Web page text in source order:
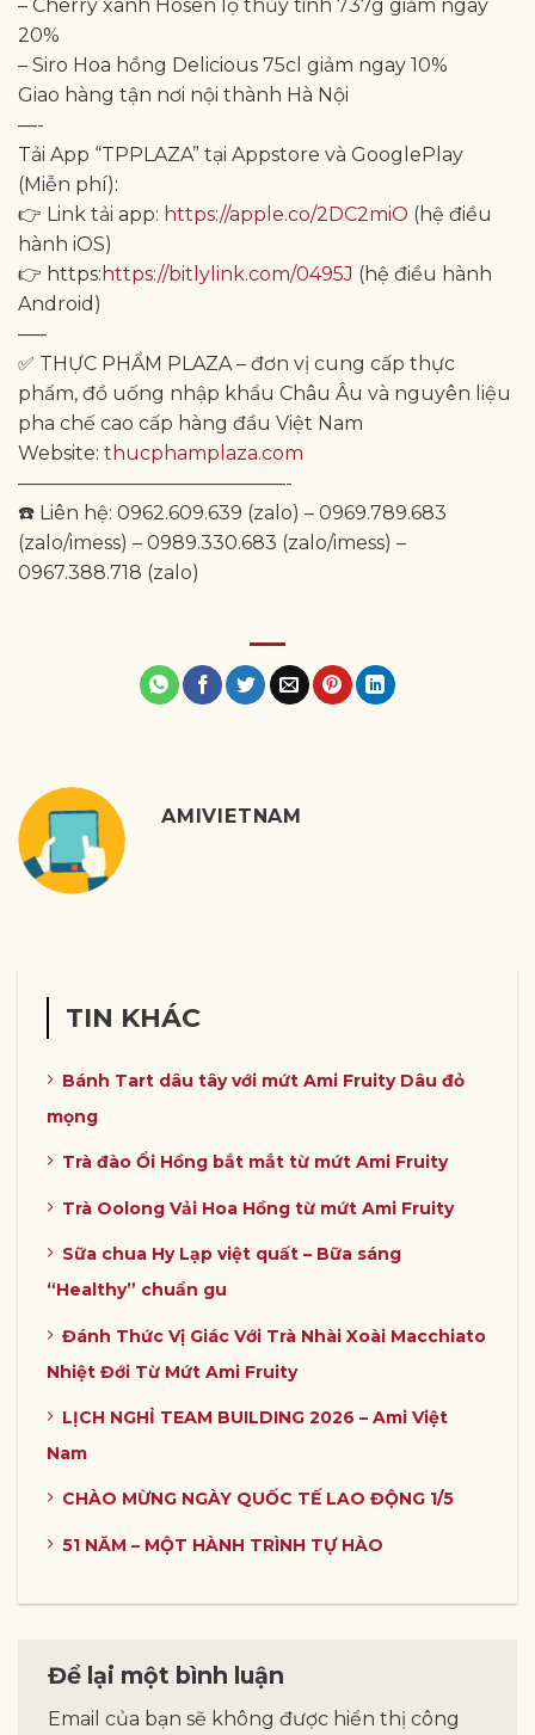
– Cherry xanh Hosen lọ thủy tinh 737g giảm ngay
20%
– Siro Hoa hồng Delicious 75cl giảm ngay 10%
Giao hàng tận nơi nội thành Hà Nội
—-
Tải App “TPPLAZA” tại Appstore và GooglePlay
(Miễn phí):
👉 Link tải app: https://apple.co/2DC2miO (hệ điều
hành iOS)
👉 https: https://bitlylink.com/0495J (hệ điều hành
Android)
—–
✅ THỰC PHẨM PLAZA – đơn vị cung cấp thực
phẩm, đồ uống nhập khẩu Châu Âu và nguyên liệu
pha chế cao cấp hàng đầu Việt Nam
Website: thucphamplaza.com
——————————————-
☎️ Liên hệ: 0962.609.639 (zalo) – 0969.789.683
(zalo/imess) – 0989.330.683 (zalo/imess) –
0967.388.718 (zalo)
AMIVIETNAM
TIN KHÁC
Bánh Tart dâu tây với mứt Ami Fruity Dâu đỏ
mọng
Trà đào Ổi Hồng bắt mắt từ mứt Ami Fruity
Trà Oolong Vải Hoa Hồng từ mứt Ami Fruity
Sữa chua Hy Lạp việt quất – Bữa sáng
“Healthy” chuẩn gu
Đánh Thức Vị Giác Với Trà Nhài Xoài Macchiato
Nhiệt Đới Từ Mứt Ami Fruity
LỊCH NGHỈ TEAM BUILDING 2026 – Ami Việt
Nam
CHÀO MỪNG NGÀY QUỐC TẾ LAO ĐỘNG 1/5
51 NĂM – MỘT HÀNH TRÌNH TỰ HÀO
Để lại một bình luận
Email của bạn sẽ không được hiển thị công